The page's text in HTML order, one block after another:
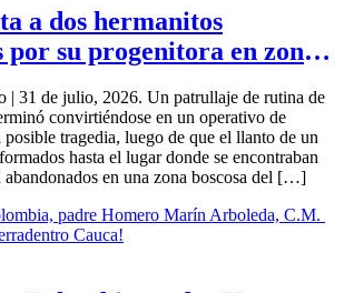
a dos hermanitos
por su progenitora en zona
| 31 de julio, 2026. Un patrullaje de rutina de
convirtiéndose en un operativo de
posible tragedia, luego de que el llanto de un
hasta el lugar donde se encontraban
abandonados en una zona boscosa del […]